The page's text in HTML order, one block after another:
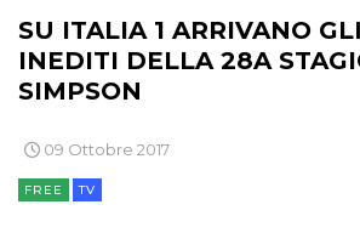
DIGITALE
SU ITALIA 1 ARRIVANO
INEDITI DELLA 28A
SIMPSON
09 Ottobre 2017
FREE TV